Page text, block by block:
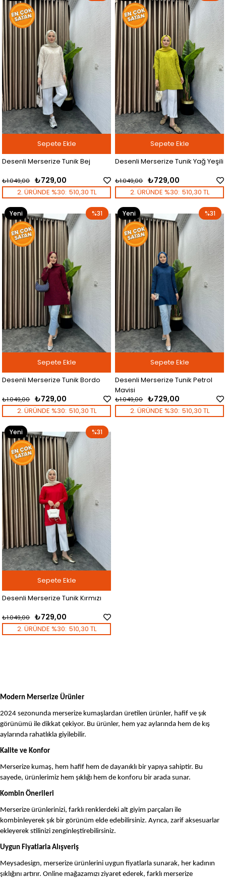
Desenli Merserize Tunik Bej
₺729,00
₺1.049,00
Sepete Ekle
Ürün
2. ÜRÜNDE %30: 510,30 TL
Desenli Merserize Tunik Yağ Yeşili
₺729,00
₺1.049,00
Sepete Ekle
Ürün
2. ÜRÜNDE %30: 510,30 TL
Desenli Merserize Tunik Bordo
₺729,00
₺1.049,00
Sepete Ekle
%31
Yeni
Ürün
2. ÜRÜNDE %30: 510,30 TL
Desenli Merserize Tunik Petrol
Mavisi
₺729,00
₺1.049,00
Sepete Ekle
%31
Yeni
Ürün
2. ÜRÜNDE %30: 510,30 TL
Desenli Merserize Tunik Kırmızı
₺729,00
₺1.049,00
Sepete Ekle
%31
Yeni
Ürün
2. ÜRÜNDE %30: 510,30 TL
Modern Merserize Ürünler
2024 sezonunda merserize kumaşlardan üretilen ürünler, hafif ve şık
görünümü ile dikkat çekiyor. Bu ürünler, hem yaz aylarında hem de kış
aylarında rahatlıkla giyilebilir.
Kalite ve Konfor
Merserize kumaş, hem hafif hem de dayanıklı bir yapıya sahiptir. Bu
sayede, ürünlerimiz hem şıklığı hem de konforu bir arada sunar.
Kombin Önerileri
Merserize ürünlerinizi, farklı renklerdeki alt giyim parçaları ile
kombinleyerek şık bir görünüm elde edebilirsiniz. Ayrıca, zarif aksesuarlar
ekleyerek stilinizi zenginleştirebilirsiniz.
Uygun Fiyatlarla Alışveriş
Meysadesign, merserize ürünlerini uygun fiyatlarla sunarak, her kadının
şıklığını artırır. Online mağazamızı ziyaret ederek, farklı merserize